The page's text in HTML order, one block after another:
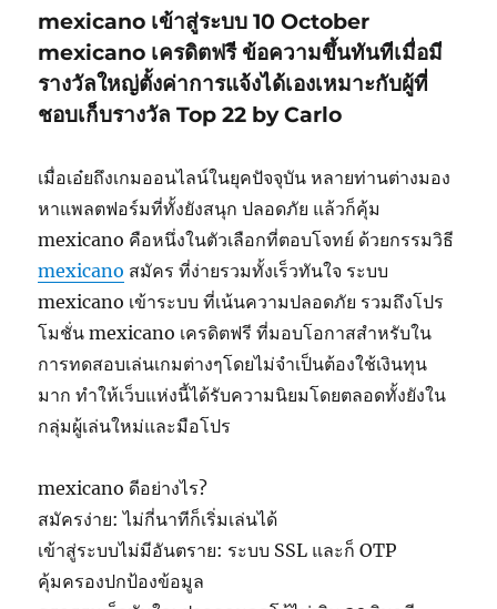
mexicano เข้าสู่ระบบ 10 October
mexicano เครดิตฟรี ข้อความขึ้นทันทีเมื่อมี
รางวัลใหญ่ตั้งค่าการแจ้งได้เองเหมาะกับผู้ที่
ชอบเก็บรางวัล Top 22 by Carlo
เมื่อเอ๋ยถึงเกมออนไลน์ในยุคปัจจุบัน หลายท่านต่างมอง
หาแพลตฟอร์มที่ทั้งยังสนุก ปลอดภัย แล้วก็คุ้ม
mexicano คือหนึ่งในตัวเลือกที่ตอบโจทย์ ด้วยกรรมวิธี
mexicano สมัคร ที่ง่ายรวมทั้งเร็วทันใจ ระบบ
mexicano เข้าระบบ ที่เน้นความปลอดภัย รวมถึงโปร
โมชั่น mexicano เครดิตฟรี ที่มอบโอกาสสำหรับใน
การทดสอบเล่นเกมต่างๆโดยไม่จำเป็นต้องใช้เงินทุน
มาก ทำให้เว็บแห่งนี้ได้รับความนิยมโดยตลอดทั้งยังใน
กลุ่มผู้เล่นใหม่และมือโปร
mexicano ดีอย่างไร?
สมัครง่าย: ไม่กี่นาทีก็เริ่มเล่นได้
เข้าสู่ระบบไม่มีอันตราย: ระบบ SSL และก็ OTP
คุ้มครองปกป้องข้อมูล